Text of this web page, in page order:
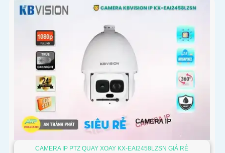
CAMERA IP PTZ QUAY XOAY KX-EAI2458LZSN GIÁ RẺ